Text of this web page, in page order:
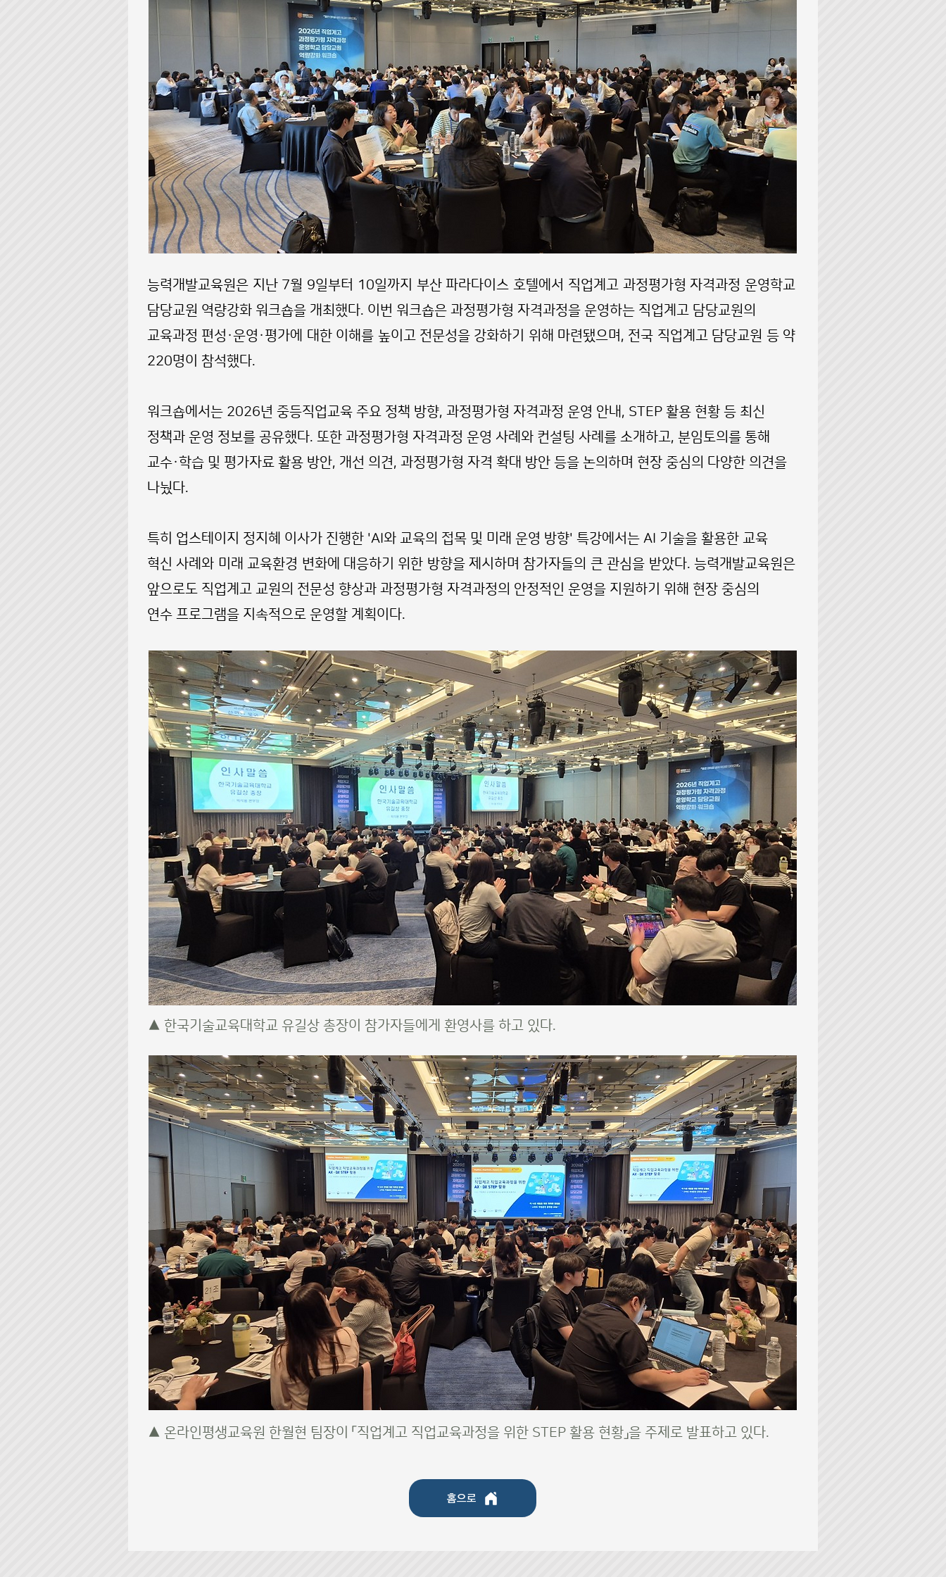
능력개발교육원은 지난 7월 9일부터 10일까지 부산 파라다이스 호텔에서 직업계고 과정평가형 자격과정 운영학교
담당교원 역량강화 워크숍을 개최했다. 이번 워크숍은 과정평가형 자격과정을 운영하는 직업계고 담당교원의
교육과정 편성·운영·평가에 대한 이해를 높이고 전문성을 강화하기 위해 마련됐으며, 전국 직업계고 담당교원 등 약
220명이 참석했다.
워크숍에서는 2026년 중등직업교육 주요 정책 방향, 과정평가형 자격과정 운영 안내, STEP 활용 현황 등 최신
정책과 운영 정보를 공유했다. 또한 과정평가형 자격과정 운영 사례와 컨설팅 사례를 소개하고, 분임토의를 통해
교수·학습 및 평가자료 활용 방안, 개선 의견, 과정평가형 자격 확대 방안 등을 논의하며 현장 중심의 다양한 의견을
나눴다.
특히 업스테이지 정지혜 이사가 진행한 'AI와 교육의 접목 및 미래 운영 방향' 특강에서는 AI 기술을 활용한 교육
혁신 사례와 미래 교육환경 변화에 대응하기 위한 방향을 제시하며 참가자들의 큰 관심을 받았다. 능력개발교육원은
앞으로도 직업계고 교원의 전문성 향상과 과정평가형 자격과정의 안정적인 운영을 지원하기 위해 현장 중심의
연수 프로그램을 지속적으로 운영할 계획이다.
▲ 한국기술교육대학교 유길상 총장이 참가자들에게 환영사를 하고 있다.
▲ 온라인평생교육원 한월현 팀장이 「직업계고 직업교육과정을 위한 STEP 활용 현황」을 주제로 발표하고 있다.
홈으로